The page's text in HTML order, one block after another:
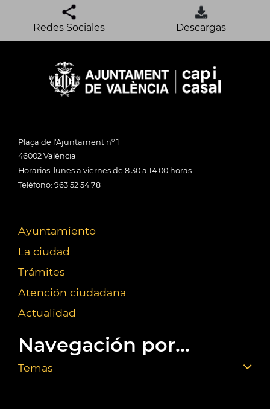
Redes Sociales Descargas
Plaça de l'Ajuntament nº 1
46002 València
Horarios: lunes a viernes de 8:30 a 14:00 horas
Teléfono: 963 52 54 78
Ayuntamiento
La ciudad
Trámites
Atención ciudadana
Actualidad
Navegación por...
Temas